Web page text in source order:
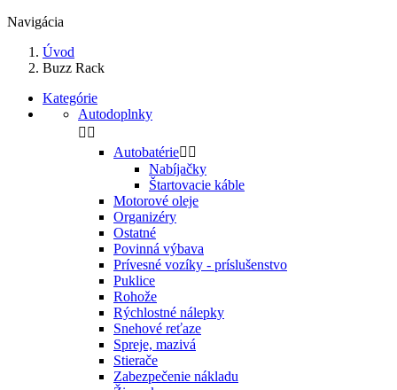
Navigácia
Úvod
Buzz Rack
Kategórie
Autodoplnky
 
Autobatérie 
Nabíjačky
Štartovacie káble
Motorové oleje
Organizéry
Ostatné
Povinná výbava
Prívesné vozíky - príslušenstvo
Puklice
Rohože
Rýchlostné nálepky
Snehové reťaze
Spreje, mazivá
Stierače
Zabezpečenie nákladu